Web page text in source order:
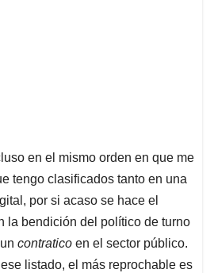
en el mismo orden en que me
tengo clasificados tanto en una
por si acaso se hace el
la bendición del político de turno
contratico en el sector público.
listado, el más reprochable es